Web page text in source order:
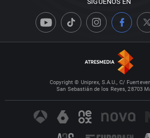
Copyright © Uniprex, S.A.U., C/
San Sebastián de los Reyes, 28703